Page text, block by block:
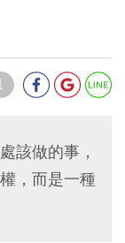
該做的事，
，而是一種